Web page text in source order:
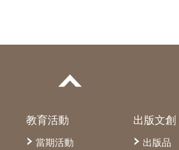
教育活動
當期活動
出版文創
出版品